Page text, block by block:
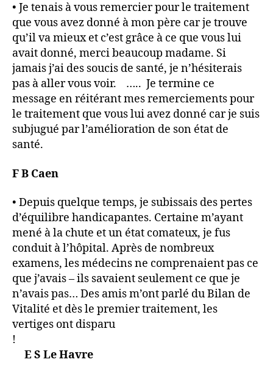
• Je tenais à vous remercier pour le traitement
que vous avez donné à mon père car je trouve
qu’il va mieux et c’est grâce à ce que vous lui
avait donné, merci beaucoup madame. Si
jamais j’ai des soucis de santé, je n’hésiterais
pas à aller vous voir. ….. Je termine ce
message en réitérant mes remerciements pour
le traitement que vous lui avez donné car je suis
subjugué par l’amélioration de son état de
santé.
F B Caen
• Depuis quelque temps, je subissais des pertes
d’équilibre handicapantes. Certaine m’ayant
mené à la chute et un état comateux, je fus
conduit à l’hôpital. Après de nombreux
examens, les médecins ne comprenaient pas ce
que j’avais – ils savaient seulement ce que je
n’avais pas… Des amis m’ont parlé du Bilan de
Vitalité et dès le premier traitement, les
vertiges ont disparu
!
E S Le Havre